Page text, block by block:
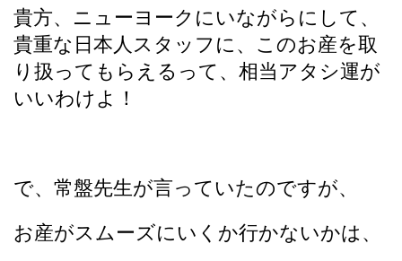
貴方、ニューヨークにいながらにして、
貴重な日本人スタッフに、このお産を取
り扱ってもらえるって、相当アタシ運が
いいわけよ！
で、常盤先生が言っていたのですが、
お産がスムーズにいくか行かないかは、